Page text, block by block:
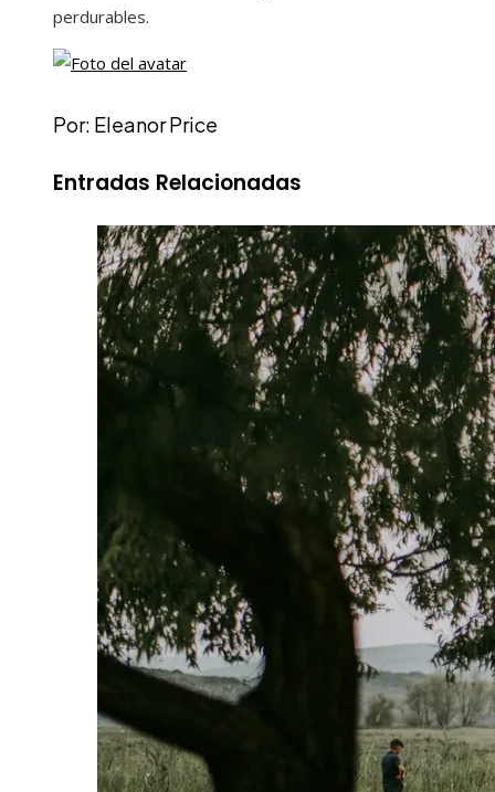
perdurables.
Por: Eleanor Price
Entradas Relacionadas